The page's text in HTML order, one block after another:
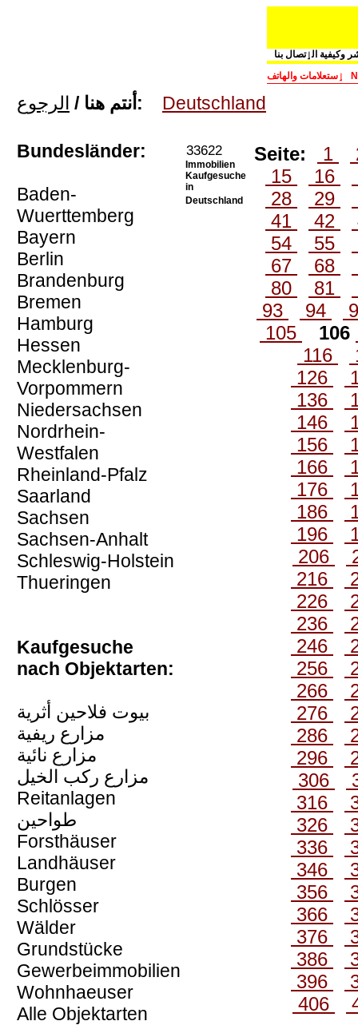
وكيفية الٳتصال بنا
أنتم هنا / الرجوع : Deutschland
Bundesländer:
Baden-
Wuerttemberg
Bayern
Berlin
Brandenburg
Bremen
Hamburg
Hessen
Mecklenburg-
Vorpommern
Niedersachsen
Nordrhein-
Westfalen
Rheinland-Pfalz
Saarland
Sachsen
Sachsen-Anhalt
Schleswig-Holstein
Thueringen
Kaufgesuche
nach Objektarten:
بيوت فلاحين أثرية
مزارع ريفية
مزارع نائية
مزارع ركب الخيل
Reitanlagen
طواحين
Forsthäuser
Landhäuser
Burgen
Schlösser
Wälder
Grundstücke
Gewerbeimmobilien
Wohnhaeuser
Alle Objektarten
33622
Immobilien
Kaufgesuche
in
Deutschland
Seite: 1
15
16
28
29
41
42
54
55
67
68
80
81
93
94
105
106
116
126
136
146
156
166
176
186
196
206
216
226
236
246
256
266
276
286
296
306
316
326
336
346
356
366
376
386
396
406